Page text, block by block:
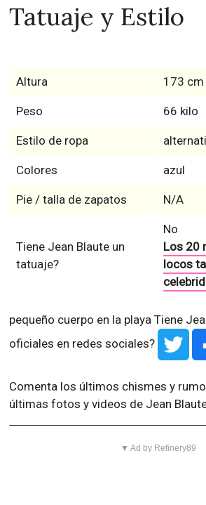
Tatuaje y Estilo
Altura 173 cm
Peso 66 kilo
Estilo de ropa
Colores azul
Pie / talla de zapatos N/A
Tiene Jean Blaute un
tatuaje?
No
Los 20
locos
pequeño cuerpo en la playaTiene
oficiales en redes sociales?
Comenta los últimos chismes y
últimas fotos y videos de Jean
▼ Ad by Refinery89